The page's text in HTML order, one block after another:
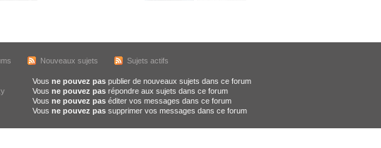
Nouveaux sujets Sujets actifs
Vous ne pouvez paspublier de nouveaux sujets dans ce forum
Vous ne pouvez pasrépondre aux sujets dans ce forum
Vous ne pouvez paséditer vos messages dans ce forum
Vous ne pouvez passupprimer vos messages dans ce forum